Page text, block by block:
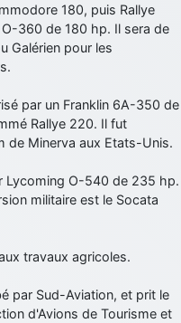
un peu trop violent
180, puis Rallye
360 de 180 hp. Il sera de
Galérien pour les
par un Franklin 6A-350 de
Rallye 220. Il fut
de Minerva aux Etats-Unis.
Lycoming O-540 de 235 hp.
militaire est le Socata
travaux agricoles.
par Sud-Aviation, et prit le
d'Avions de Tourisme et